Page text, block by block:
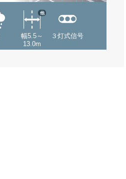
幅5.5～
13.0m
他
３灯式信号